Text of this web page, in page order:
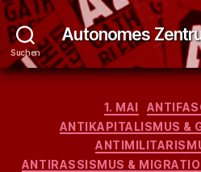
Suchen
Autonomes
1. MAI
ANTIKAPITALISMUS &
ANTIRASSISMUS &